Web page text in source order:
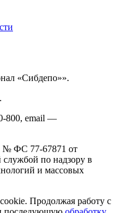
«Сибдепо»».
800, email —
ФС 77-67871 от
по надзору в
и массовых
Продолжая работу с